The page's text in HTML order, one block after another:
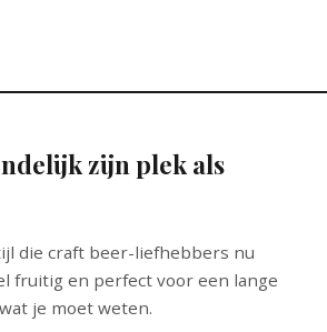
zijn plek als
die craft beer-liefhebbers nu
fruitig en perfect voor een lange
je moet weten.